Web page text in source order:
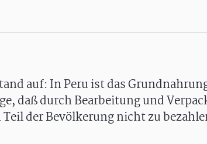
auf: In Peru ist das
daß durch Bearbeitung und
der Bevölkerung nicht zu